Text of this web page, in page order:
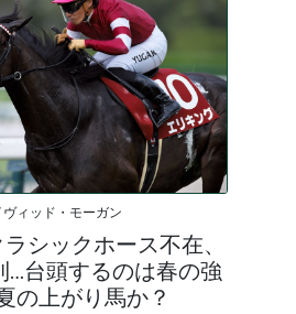
ヴィッド・モーガン
シックホース不在、
…台頭するのは春の強
の上がり馬か？